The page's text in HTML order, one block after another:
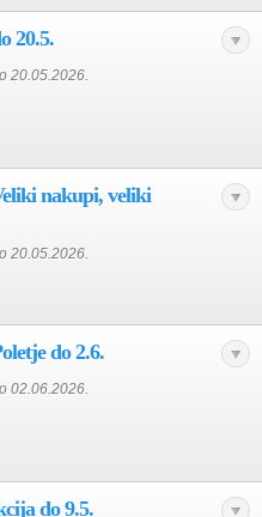
20.5.
20.05.2026.
nakupi, veliki
20.05.2026.
do 2.6.
02.06.2026.
do 9.5.